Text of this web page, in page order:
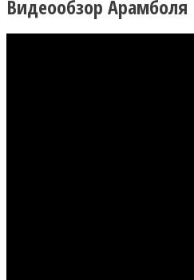
Видеообзор Арамболя